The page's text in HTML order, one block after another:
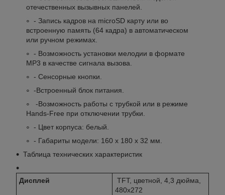
отечественных вызывных панелей.
- Запись кадров на microSD карту или во
встроенную память (64 кадра) в автоматическом
или ручном режимах.
- Возможность установки мелодии в формате
MP3 в качестве сигнала вызова.
- Сенсорные кнопки.
-Встроенный блок питания.
-Возможность работы с трубкой или в режиме
Hands-Free при отключении трубки.
- Цвет корпуса: белый.
- Габариты модели: 160 х 180 х 32 мм.
Таблица технических характеристик
Дисплей
TFT, цветной, 4,3 дюйма,
480x272